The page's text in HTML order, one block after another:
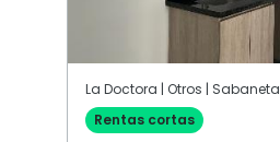
La Doctora | Otros | Sabaneta
Rentas cortas